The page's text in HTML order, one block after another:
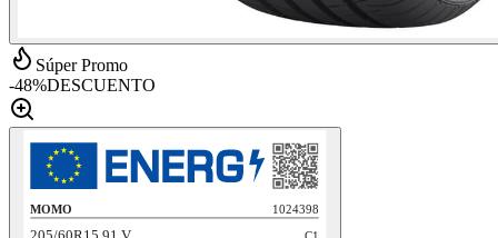
Súper Promo
-48%DESCUENTO